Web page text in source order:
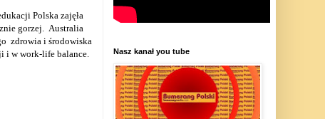
Polska zajęła
gorzej.
Australia
zdrowia i środowiska
i w work-life balance.
Nasz kanał you tube